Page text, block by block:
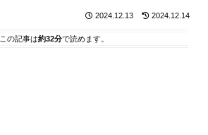
2024.12.13 2024.12.14
この記事は約32分で読めます。